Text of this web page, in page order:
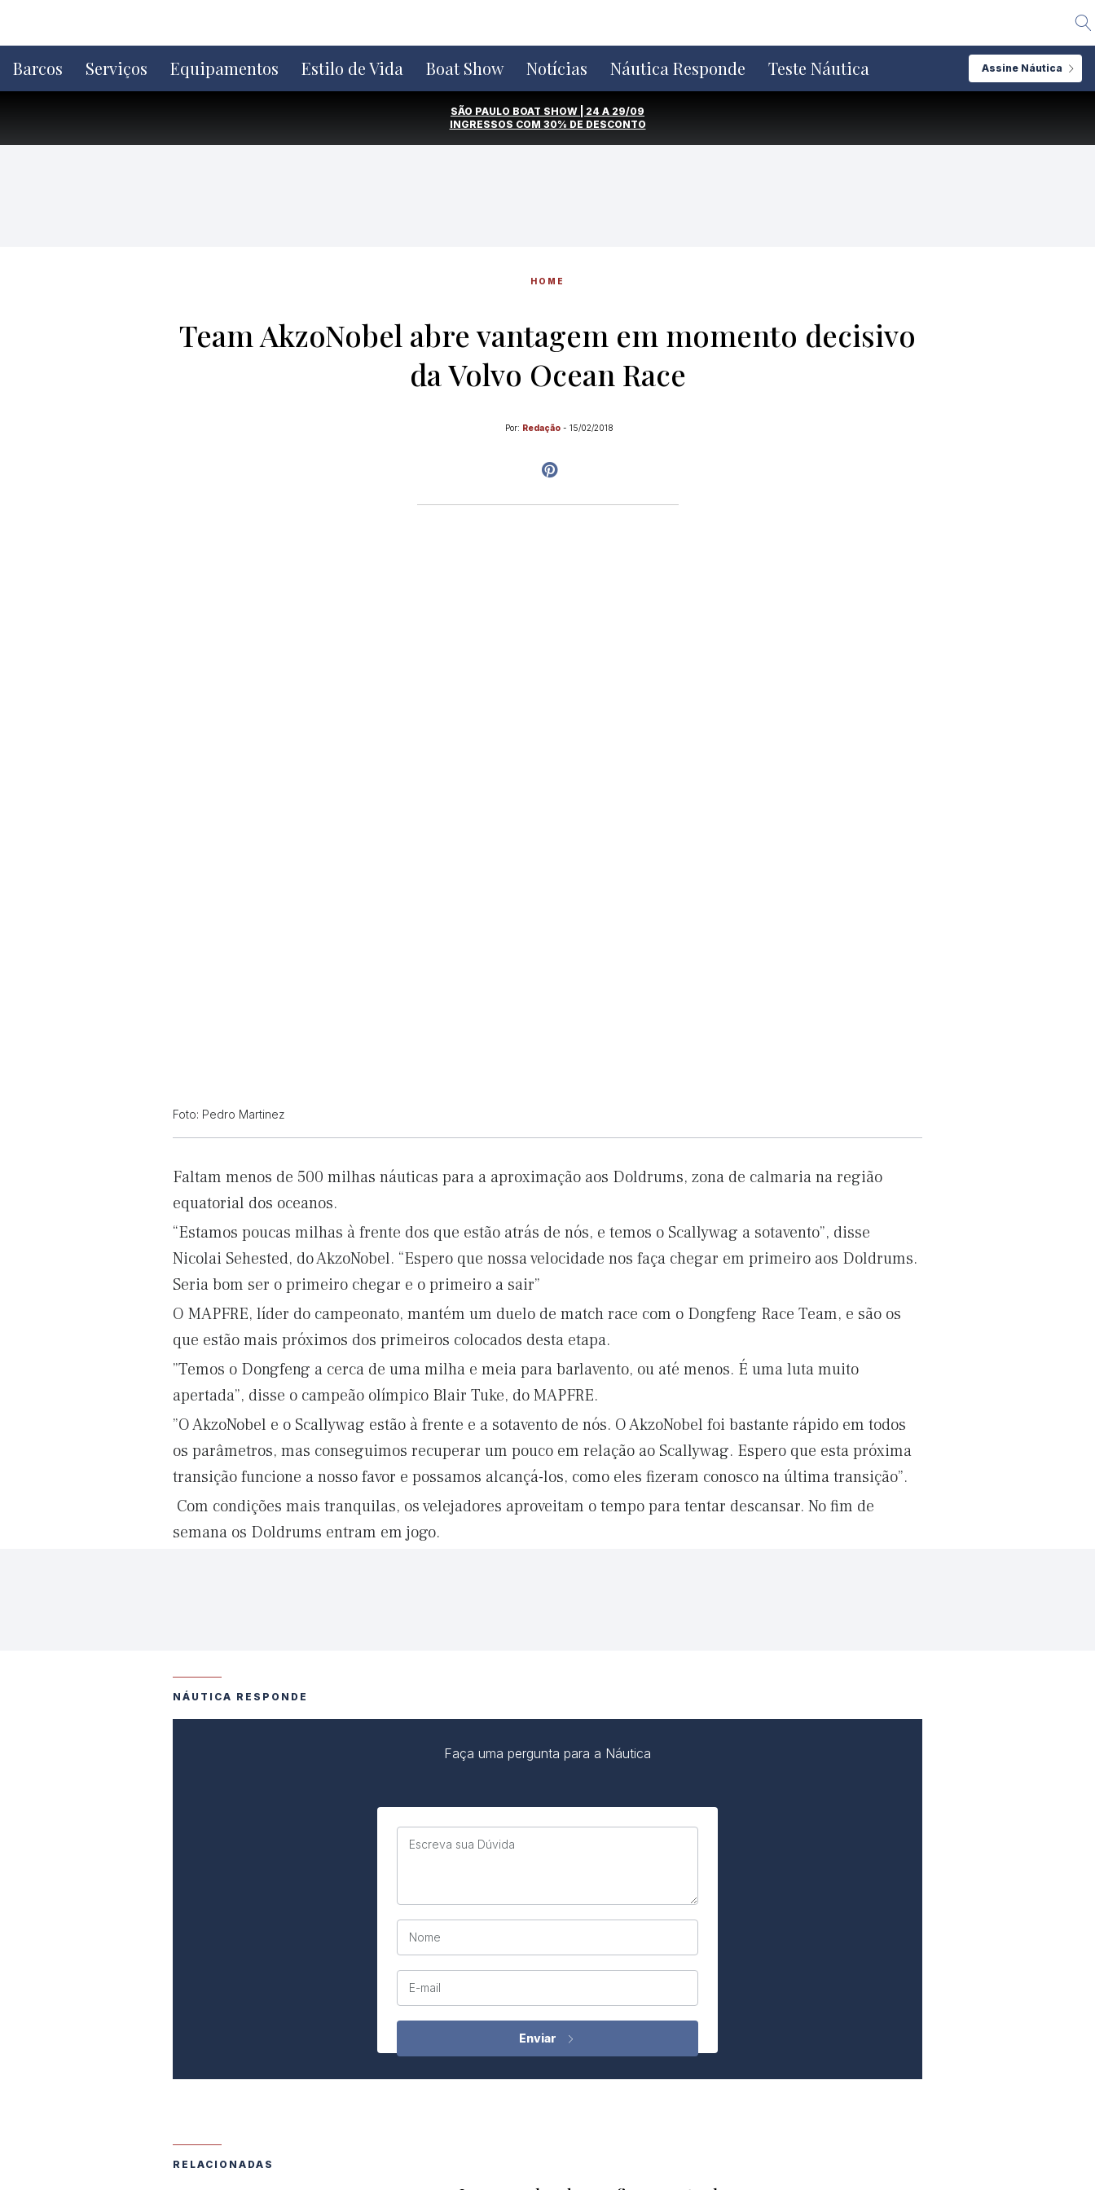
o
conteúdo
Barcos Serviços Equipamentos Estilo de Vida Boat Show Notícias Náutica Responde Teste Náutica Assine Náutica
SÃO PAULO BOAT SHOW | 24 A 29/09
INGRESSOS COM 30% DE DESCONTO
HOME
Team AkzoNobel abre vantagem em momento decisivo
da Volvo Ocean Race
Por: Redação - 15/02/2018
Foto: Pedro Martinez
Faltam menos de 500 milhas náuticas para a aproximação aos Doldrums, zona de calmaria na região
equatorial dos oceanos.
“Estamos poucas milhas à frente dos que estão atrás de nós, e temos o Scallywag a sotavento”, disse
Nicolai Sehested, do AkzoNobel. “Espero que nossa velocidade nos faça chegar em primeiro aos Doldrums.
Seria bom ser o primeiro chegar e o primeiro a sair”
O MAPFRE, líder do campeonato, mantém um duelo de match race com o Dongfeng Race Team, e são os
que estão mais próximos dos primeiros colocados desta etapa.
”Temos o Dongfeng a cerca de uma milha e meia para barlavento, ou até menos. É uma luta muito
apertada”, disse o campeão olímpico Blair Tuke, do MAPFRE.
”O AkzoNobel e o Scallywag estão à frente e a sotavento de nós. O AkzoNobel foi bastante rápido em todos
os parâmetros, mas conseguimos recuperar um pouco em relação ao Scallywag. Espero que esta próxima
transição funcione a nosso favor e possamos alcançá-los, como eles fizeram conosco na última transição”.
Com condições mais tranquilas, os velejadores aproveitam o tempo para tentar descansar. No fim de
semana os Doldrums entram em jogo.
NÁUTICA RESPONDE
Faça uma pergunta para a Náutica
Escreva sua Dúvida
Nome
E-mail
RELACIONADAS